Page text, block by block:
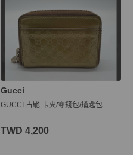
Gucci
GUCCI 古馳 卡夾/零錢包/鑰匙包
TWD 4,200